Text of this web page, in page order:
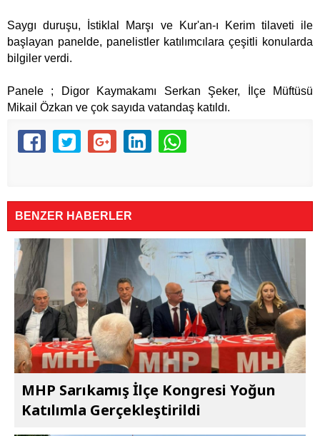
Saygı duruşu, İstiklal Marşı ve Kur'an-ı Kerim tilaveti ile
başlayan panelde, panelistler katılımcılara çeşitli konularda
bilgiler verdi.
Panele ; Digor Kaymakamı Serkan Şeker, İlçe Müftüsü
Mikail Özkan ve çok sayıda vatandaş katıldı.
BENZER HABERLER
MHP Sarıkamış İlçe Kongresi Yoğun
Katılımla Gerçekleştirildi